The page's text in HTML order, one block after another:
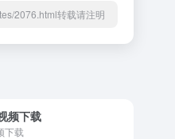
2076.html转载请注明
频下载
下载